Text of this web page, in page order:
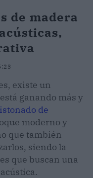
de madera
existe un
ganando más y
de
moderno y
que también
siendo la
que buscan una